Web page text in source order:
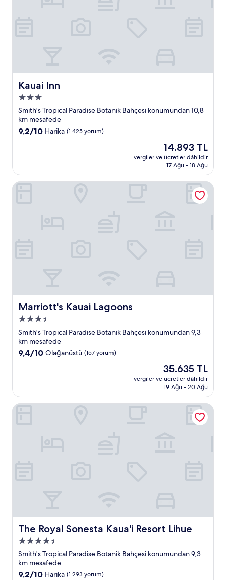
Kauai Inn
Kauai Inn
3.0
yıldızlı
konaklama
yeri
Smith's Tropical Paradise Botanik Bahçesi konumundan 10,8
km mesafede
10
yorum)
9,2/10 Harika (1.425 yorum)
Güncel
fiyat:
14.893 TL
14.893 TL
vergiler ve ücretler dâhildir
17 Ağu - 18 Ağu
Marriott's Kauai Lagoons
Marriott's Kauai Lagoons
3.5
yıldızlı
konaklama
yeri
Smith's Tropical Paradise Botanik Bahçesi konumundan 9,3
km mesafede
10
yorum)
9,4/10 Olağanüstü (157 yorum)
Güncel
fiyat:
35.635 TL
35.635 TL
vergiler ve ücretler dâhildir
19 Ağu - 20 Ağu
Marriott's Kauai Lagoons
The Royal Sonesta Kaua'i Resort Lihue
The Royal Sonesta Kaua'i Resort Lihue
4.5
yıldızlı
konaklama
yeri
Smith's Tropical Paradise Botanik Bahçesi konumundan 9,3
km mesafede
10
9,2/10 Harika (1.293 yorum)
The Royal Sonesta Kaua'i Resort Lihue